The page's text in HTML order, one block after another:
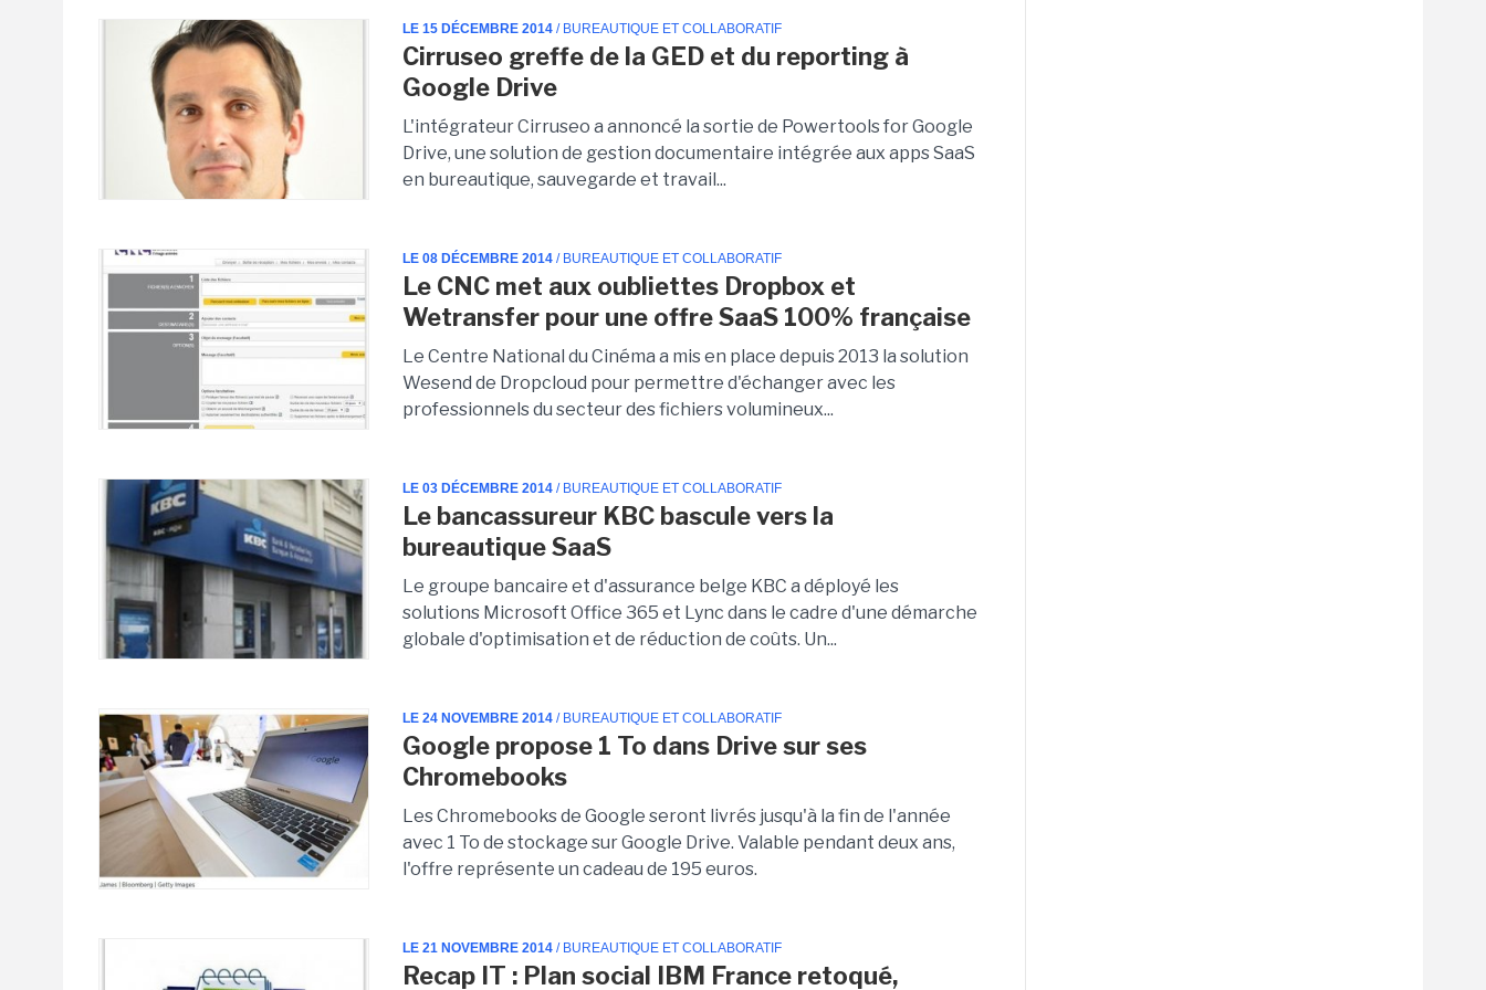
LE 15 DÉCEMBRE 2014 / BUREAUTIQUE ET COLLABORATIF
Cirruseo greffe de la GED et du reporting à
Google Drive
L'intégrateur Cirruseo a annoncé la sortie de Powertools for Google
Drive, une solution de gestion documentaire intégrée aux apps SaaS
en bureautique, sauvegarde et travail...
LE 08 DÉCEMBRE 2014 / BUREAUTIQUE ET COLLABORATIF
Le CNC met aux oubliettes Dropbox et
Wetransfer pour une offre SaaS 100% française
Le Centre National du Cinéma a mis en place depuis 2013 la solution
Wesend de Dropcloud pour permettre d'échanger avec les
professionnels du secteur des fichiers volumineux...
LE 03 DÉCEMBRE 2014 / BUREAUTIQUE ET COLLABORATIF
Le bancassureur KBC bascule vers la
bureautique SaaS
Le groupe bancaire et d'assurance belge KBC a déployé les
solutions Microsoft Office 365 et Lync dans le cadre d'une démarche
globale d'optimisation et de réduction de coûts. Un...
LE 24 NOVEMBRE 2014 / BUREAUTIQUE ET COLLABORATIF
Google propose 1 To dans Drive sur ses
Chromebooks
Les Chromebooks de Google seront livrés jusqu'à la fin de l'année
avec 1 To de stockage sur Google Drive. Valable pendant deux ans,
l'offre représente un cadeau de 195 euros.
LE 21 NOVEMBRE 2014 / BUREAUTIQUE ET COLLABORATIF
Recap IT : Plan social IBM France retoqué,